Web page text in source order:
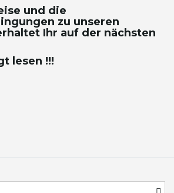
und die
zu unseren
Ihr auf der nächsten
lesen !!!